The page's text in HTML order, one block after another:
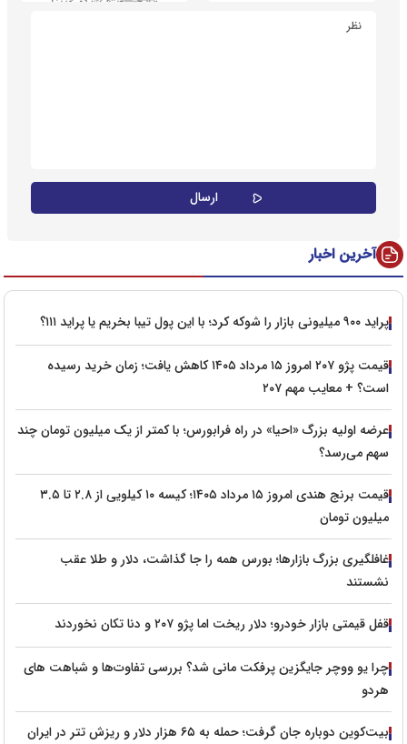
آخرین اخبار
پراید ۹۰۰ میلیونی بازار را شوکه کرد؛ با این پول تیبا بخریم یا پراید ۱۱۱؟
قیمت پژو ۲۰۷ امروز ۱۵ مرداد ۱۴۰۵ کاهش یافت؛ زمان خرید رسیده
است؟ + معایب مهم ۲۰۷
عرضه اولیه بزرگ «احیا» در راه فرابورس؛ با کمتر از یک میلیون تومان چند
سهم می‌رسد؟
قیمت برنج هندی امروز ۱۵ مرداد ۱۴۰۵؛ کیسه ۱۰ کیلویی از ۲.۸ تا ۳.۵
میلیون تومان
غافلگیری بزرگ بازارها؛ بورس همه را جا گذاشت، دلار و طلا عقب
نشستند
قفل قیمتی بازار خودرو؛ دلار ریخت اما پژو ۲۰۷ و دنا تکان نخوردند
چرا یو ووچر جایگزین پرفکت مانی شد؟ بررسی تفاوت‌ها و شباهت های
هردو
بیت‌کوین دوباره جان گرفت؛ حمله به ۶۵ هزار دلار و ریزش تتر در ایران